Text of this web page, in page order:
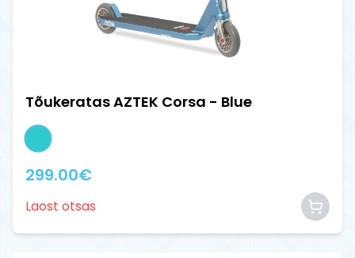
Tõukeratas AZTEK Corsa - Blue
299.00€
Laost otsas